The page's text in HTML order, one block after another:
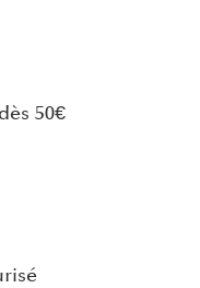
50€